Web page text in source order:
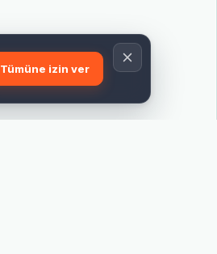
Tümüne izin ver